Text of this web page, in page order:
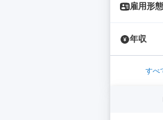
雇用形態
年収
すべ